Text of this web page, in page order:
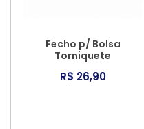
Fecho p/ Bolsa
Torniquete
R$ 26,90